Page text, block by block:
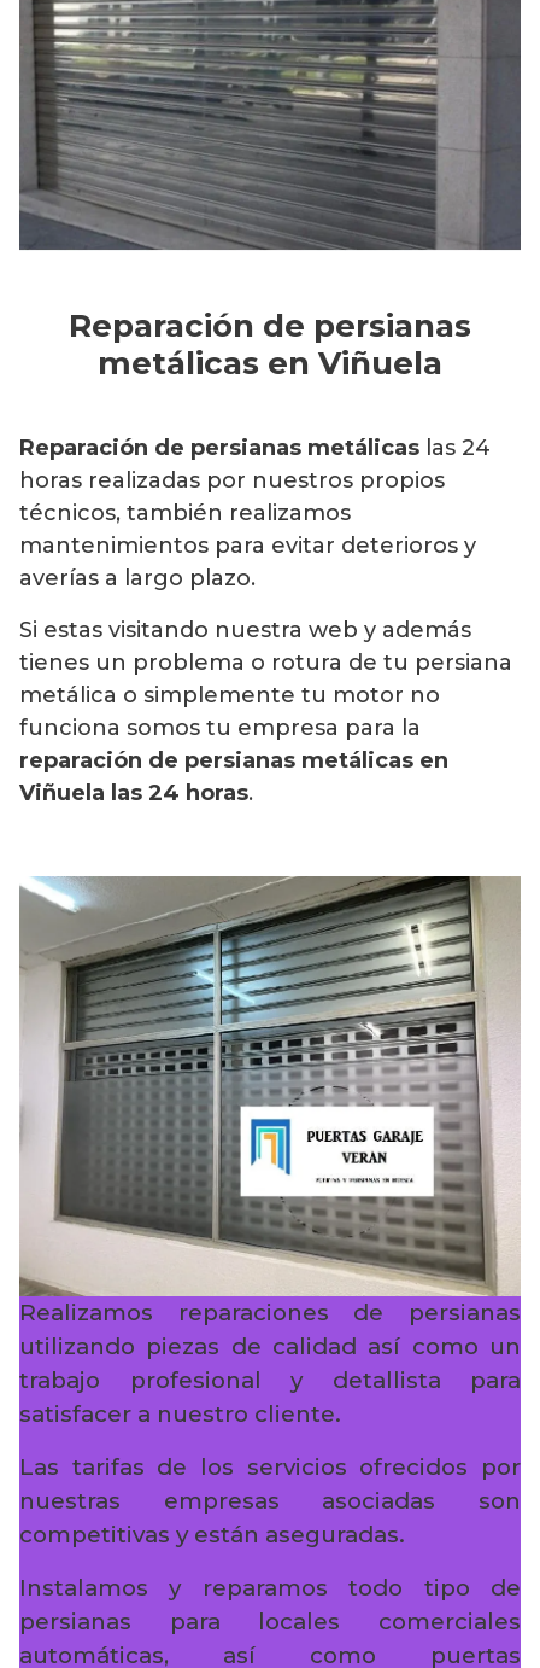
Reparación de persianas
metálicas en Viñuela
Reparación de persianas metálicas las 24
horas realizadas por nuestros propios
técnicos, también realizamos
mantenimientos para evitar deterioros y
averías a largo plazo.
Si estas visitando nuestra web y además
tienes un problema o rotura de tu persiana
metálica o simplemente tu motor no
funciona somos tu empresa para la
reparación de persianas metálicas en
Viñuela las 24 horas.
Realizamos reparaciones de persianas
utilizando piezas de calidad así como un
trabajo profesional y detallista para
satisfacer a nuestro cliente.
Las tarifas de los servicios ofrecidos por
nuestras empresas asociadas son
competitivas y están aseguradas.
Instalamos y reparamos todo tipo de
persianas para locales comerciales
automáticas, así como puertas